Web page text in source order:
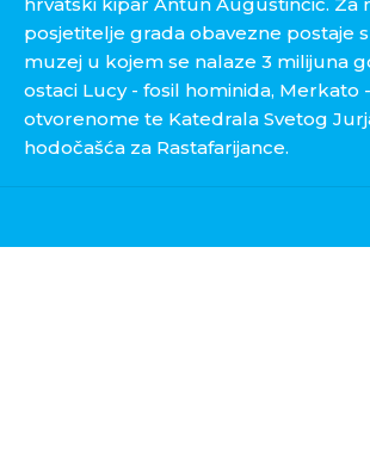
posjetitelje grada obavezne postaje
muzej u kojem se nalaze 3 milijuna
ostaci Lucy - fosil hominida, Merkato
otvorenome te Katedrala Svetog
hodočašća za Rastafarijance.